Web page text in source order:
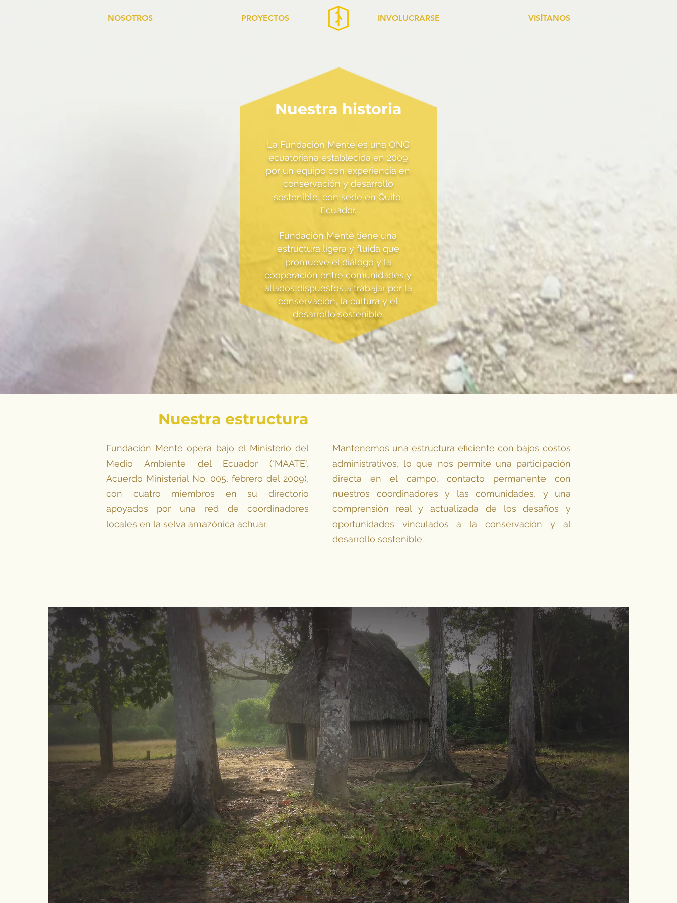
NOSOTROS PROYECTOS INVOLUCRARSE VISÍTANOS
La Fundación Menté es una ONG
ecuatoriana establecida en 2009
por un equipo con experiencia en
conservación y desarrollo
sostenible, con sede en Quito,
Ecuador.
Fundación Menté tiene una
estructura ligera y fluida que
promueve el diálogo y la
cooperación entre comunidades y
aliados dispuestos a trabajar por la
conservación, la cultura y el
desarrollo sostenible.
Nuestra historia
Nuestra estructura
Fundación Menté opera bajo el Ministerio del
Medio Ambiente del Ecuador ("MAATE",
Acuerdo Ministerial No. 005, febrero del 2009),
con cuatro miembros en su directorio
apoyados por una red de coordinadores
locales en la selva amazónica achuar.
Mantenemos una estructura eficiente con bajos costos
administrativos, lo que nos permite una participación
directa en el campo, contacto permanente con
nuestros coordinadores y las comunidades, y una
comprensión real y actualizada de los desafíos y
oportunidades vinculados a la conservación y al
desarrollo sostenible.